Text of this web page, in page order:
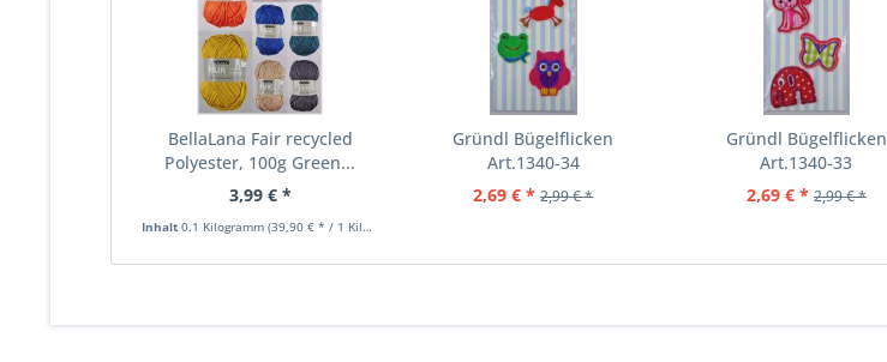
BellaLana Fair recycled
Polyester, 100g Green...
3,99 € *
Inhalt 0.1 Kilogramm (39,90 € * / 1 Kilogramm)
Gründl Bügelflicken
Art.1340-34
2,69 € * 2,99 € *
Gründl Bügelflicken
Art.1340-33
2,69 € * 2,99 € *